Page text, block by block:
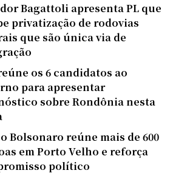
Bagattoli apresenta PL que
privatização de rodovias
que são única via de
os 6 candidatos ao
para apresentar
sobre Rondônia nesta
Bolsonaro reúne mais de 600
em Porto Velho e reforça
político